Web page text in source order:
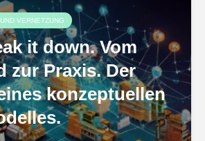
VERNETZUNG
it down. Vom
zur Praxis. Der
konzeptuellen